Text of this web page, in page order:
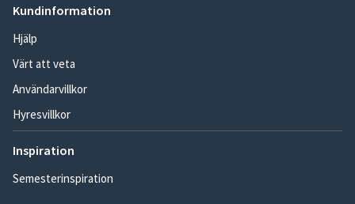
Kundinformation
Hjälp
Värt att veta
Användarvillkor
Hyresvillkor
Inspiration
Semesterinspiration